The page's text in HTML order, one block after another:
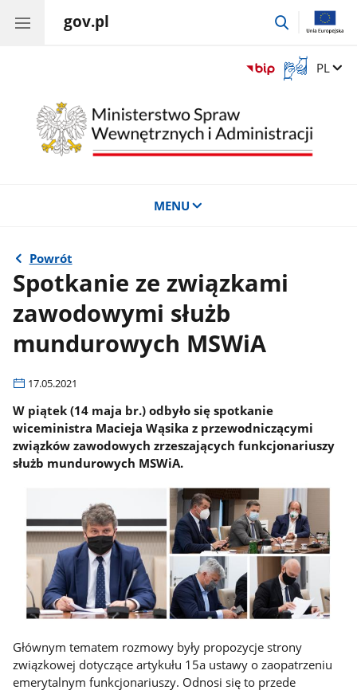
gov.pl
przejdź
Otwórz
okno
języka
migowego
Zmień
PL
MENU
Powrót
Spotkanie ze związkami
zawodowymi służb
mundurowych MSWiA
17.05.2021
W piątek (14 maja br.) odbyło się spotkanie
wiceministra Macieja Wąsika z przewodniczącymi
związków zawodowych zrzeszających funkcjonariuszy
służb mundurowych MSWiA.
Głównym tematem rozmowy były propozycje strony
związkowej dotyczące artykułu 15a ustawy o zaopatrzeniu
emerytalnym funkcjonariuszy. Odnosi się to przede